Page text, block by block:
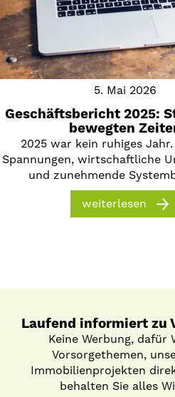
5. Mai 2026
Geschäftsbericht 2025:
bewegten
2025 war kein ruhiges
Spannungen, wirtschaftliche
und zunehmende
weiterlesen
Laufend informiert zu
Keine Werbung, dafür
Vorsorgethemen,
Immobilienprojekten
behalten Sie alles